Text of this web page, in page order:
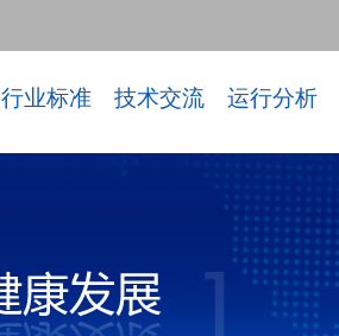
行业标准 技术交流 运行分析